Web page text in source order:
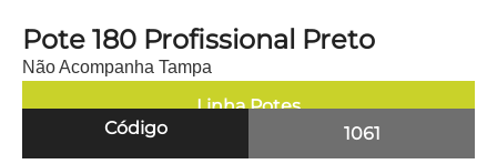
Pote 180 Profissional Preto
Não Acompanha Tampa
Linha Potes
Código
1061